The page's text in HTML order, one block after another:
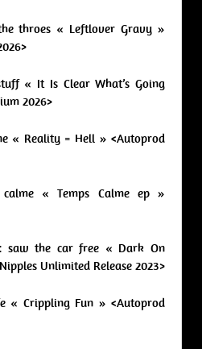
throes « Leftlover Gravy »
« It Is Clear What’s Going
2026>
« Reality = Hell » <Autoprod
« Temps Calme ep »
saw the car free « Dark On
Unlimited Release 2023>
« Crippling Fun » <Autoprod